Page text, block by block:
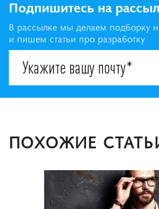
Подпишитесь на
В рассылке мы делаем подборку
и пишем статьи про разработку
ПОХОЖИЕ